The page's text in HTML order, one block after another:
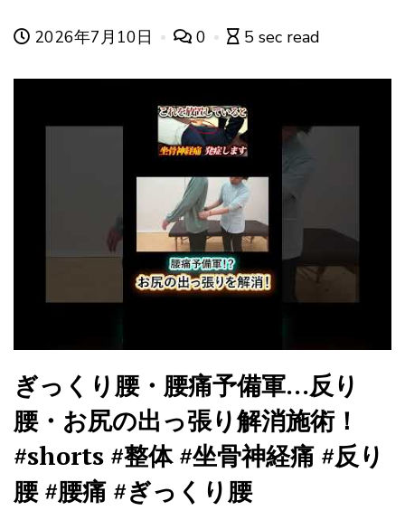
2026年7月10日 0 5 sec read
ぎっくり腰・腰痛予備軍…反り
腰・お尻の出っ張り解消施術！
#shorts #整体 #坐骨神経痛 #反り
腰 #腰痛 #ぎっくり腰